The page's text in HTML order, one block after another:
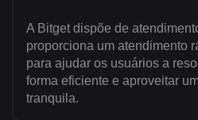
A Bitget dispõe de
proporciona um atendimento
para ajudar os usuários a
forma eficiente e aproveitar
tranquila.